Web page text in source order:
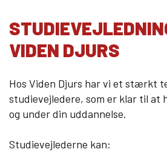
Game College
Brazil Football College
Elevuddannelser
Elevonline
Akademiuddannelser
VIDEN DJURS
Hos Viden Djurs har vi et stærkt
studievejledere, som er klar til at
og under din uddannelse.
Studievejlederne kan: